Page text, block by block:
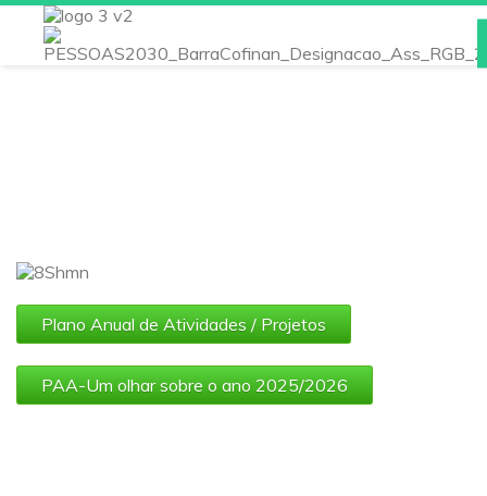
Atividades/Projetos
Cursos
E-Schooling
Plano Anual de Atividades / Projetos
PAA-Um olhar sobre o ano 2025/2026